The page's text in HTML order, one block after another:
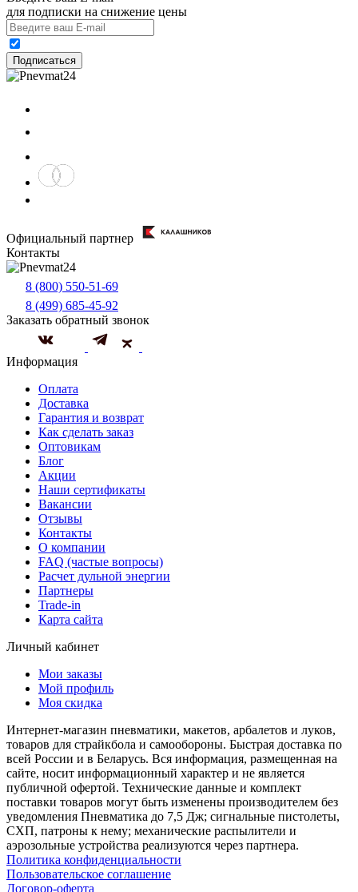
для подписки на снижение цены
Подписаться
Официальный партнер
Контакты
8 (800) 550-51-69
8 (499) 685-45-92
Заказать обратный звонок
Информация
Оплата
Доставка
Гарантия и возврат
Как сделать заказ
Оптовикам
Блог
Акции
Наши сертификаты
Вакансии
Отзывы
Контакты
О компании
FAQ (частые вопросы)
Расчет дульной энергии
Партнеры
Trade-in
Карта сайта
Личный кабинет
Мои заказы
Мой профиль
Моя скидка
Интернет-магазин пневматики, макетов, арбалетов и луков,
товаров для страйкбола и самообороны. Быстрая доставка по
всей России и в Беларусь. Вся информация, размещенная на
сайте, носит информационный характер и не является
публичной офертой. Технические данные и комплект
поставки товаров могут быть изменены производителем без
уведомления Пневматика до 7,5 Дж; сигнальные пистолеты,
СХП, патроны к нему; механические распылители и
аэрозольные устройства реализуются через партнера.
Политика конфиденциальности
Пользовательское соглашение
Договор-оферта